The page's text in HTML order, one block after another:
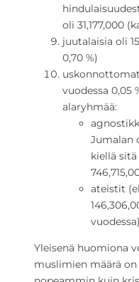
oli 31,177,000
juutalaisia oli
0,70 %)
uskonnottomat
vuodessa 0,05
alaryhmää:
Jumalan
kiellä
ateistit
vuodessa)
Yleisenä huomiona
muslimien määrä on